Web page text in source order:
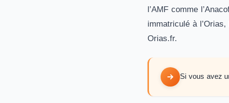
l’AMF comme
immatriculé à
Orias.fr.
Si vous avez